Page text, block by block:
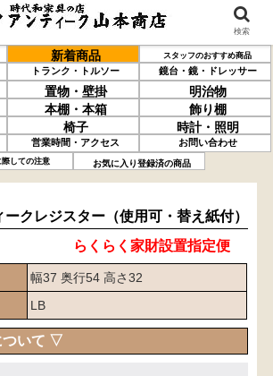
新着商品 スタッフのおすすめ商品
トランク・トルソー 鏡台・鏡・ドレッサー
置物・壁掛
明治物
本棚・本箱
飾り棚
椅子 時計・照明
営業時間・アクセス お問い合わせ
際しての注意 お気に入り登録済の商品
（使用可・替え紙付）
ークレジスター（使用可・替え紙付）
らくらく家財設置指定便
幅37 奥行54 高さ32
LB
ついて ▽
検索